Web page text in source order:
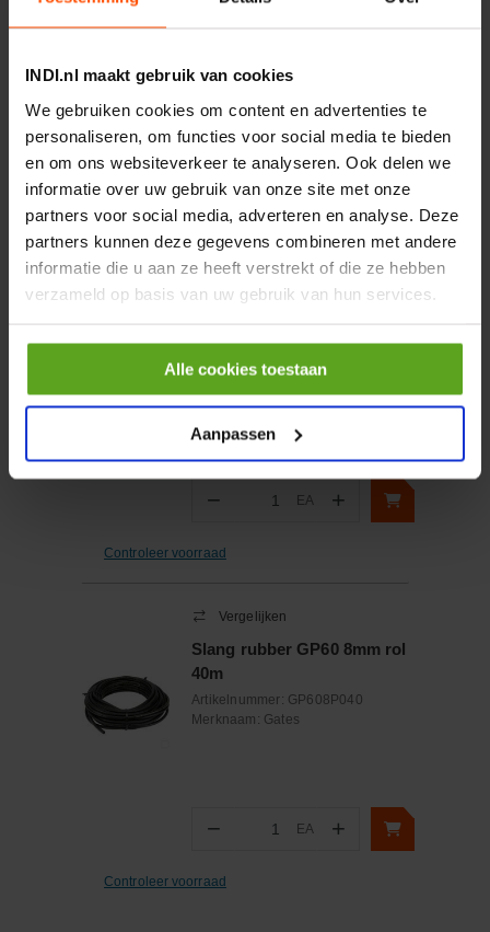
INDI.nl maakt gebruik van cookies
We gebruiken cookies om content en advertenties te
personaliseren, om functies voor social media te bieden
en om ons websiteverkeer te analyseren. Ook delen we
informatie over uw gebruik van onze site met onze
partners voor social media, adverteren en analyse. Deze
partners kunnen deze gegevens combineren met andere
informatie die u aan ze heeft verstrekt of die ze hebben
verzameld op basis van uw gebruik van hun services.
Alle cookies toestaan
Aanpassen
− EA +
Controleer voorraad
Vergelijken
Statief max. 250 cm
Artikelnummer:TAB32501
Merknaam:TAB
− Aantal
EA +
Controleer voorraad
Vergelijken
Slang rubber GP60 8mm rol
40m
Artikelnummer: GP608P040
Merknaam: Gates
− Aantal
EA +
Controleer voorraad